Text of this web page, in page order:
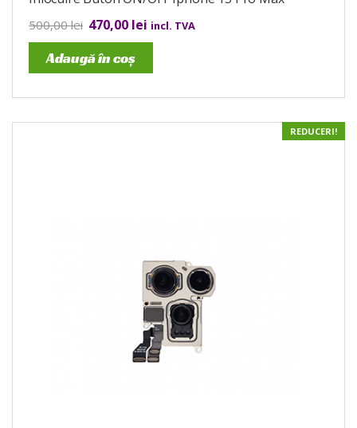
500,00lei 470,00 lei incl. TVA
Adaugă în coș
REDUCERI!